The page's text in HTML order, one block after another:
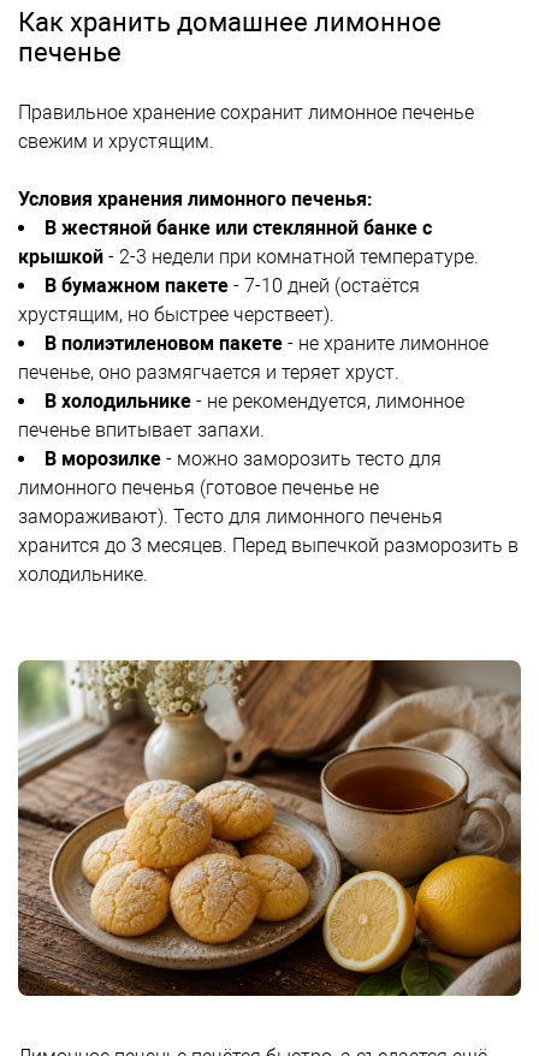
Как хранить домашнее лимонное
печенье
Правильное хранение сохранит лимонное печенье
свежим и хрустящим.
Условия хранения лимонного печенья:
В жестяной банке или стеклянной банке с
крышкой - 2-3 недели при комнатной температуре.
В бумажном пакете - 7-10 дней (остаётся
хрустящим, но быстрее черствеет).
В полиэтиленовом пакете - не храните лимонное
печенье, оно размягчается и теряет хруст.
В холодильнике - не рекомендуется, лимонное
печенье впитывает запахи.
В морозилке - можно заморозить тесто для
лимонного печенья (готовое печенье не
замораживают). Тесто для лимонного печенья
хранится до 3 месяцев. Перед выпечкой разморозить в
холодильнике.